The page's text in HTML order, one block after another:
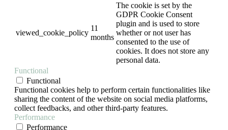
viewed_cookie_policy
11
months
The cookie is set by the
GDPR Cookie Consent
plugin and is used to store
whether or not user has
consented to the use of
cookies. It does not store any
personal data.
Functional
Functional
Functional cookies help to perform certain functionalities like
sharing the content of the website on social media platforms,
collect feedbacks, and other third-party features.
Performance
Performance